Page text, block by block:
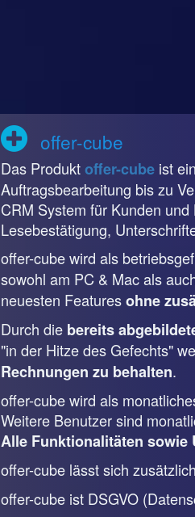
offer-cube
Das Produktoffer-cubeist
Auftragsbearbeitung bis zu
CRM System für Kunden
Lesebestätigung,
offer-cube wird als
sowohl am PC & Mac als
neuesten Featuresohne
Durch die bereits
"in der Hitze des Gefechts"
Rechnungen zu behalten.
offer-cube wird als
Weitere Benutzer sind
Alle Funktionalitäten sowie
offer-cube lässt sich
offer-cube ist DSGVO